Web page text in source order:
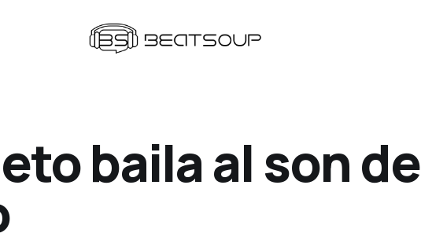
baila al son de